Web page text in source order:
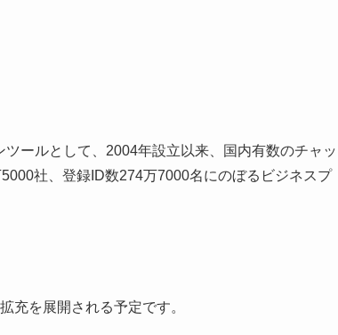
ールとして、2004年設立以来、国内有数のチャッ
社、登録ID数274万7000名にのぼるビジネスプ
充を展開される予定です。